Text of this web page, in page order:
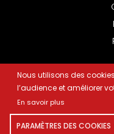
Nous utilisons des
l’audience et améliorer
En savoir plus
PARAMÈTRES DES COOKIES
INFORMATIONS